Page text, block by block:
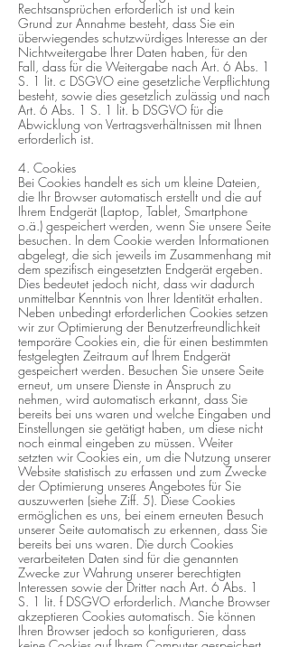
Rechtsansprüchen erforderlich ist und kein
Grund zur Annahme besteht, dass Sie ein
überwiegendes schutzwürdiges Interesse an der
Nichtweitergabe Ihrer Daten haben, für den
Fall, dass für die Weitergabe nach Art. 6 Abs. 1
S. 1 lit. c DSGVO eine gesetzliche Verpflichtung
besteht, sowie dies gesetzlich zulässig und nach
Art. 6 Abs. 1 S. 1 lit. b DSGVO für die
Abwicklung von Vertragsverhältnissen mit Ihnen
erforderlich ist.
4. Cookies
Bei Cookies handelt es sich um kleine Dateien,
die Ihr Browser automatisch erstellt und die auf
Ihrem Endgerät (Laptop, Tablet, Smartphone
o.ä.) gespeichert werden, wenn Sie unsere Seite
besuchen. In dem Cookie werden Informationen
abgelegt, die sich jeweils im Zusammenhang mit
dem spezifisch eingesetzten Endgerät ergeben.
Dies bedeutet jedoch nicht, dass wir dadurch
unmittelbar Kenntnis von Ihrer Identität erhalten.
Neben unbedingt erforderlichen Cookies setzen
wir zur Optimierung der Benutzerfreundlichkeit
temporäre Cookies ein, die für einen bestimmten
festgelegten Zeitraum auf Ihrem Endgerät
gespeichert werden. Besuchen Sie unsere Seite
erneut, um unsere Dienste in Anspruch zu
nehmen, wird automatisch erkannt, dass Sie
bereits bei uns waren und welche Eingaben und
Einstellungen sie getätigt haben, um diese nicht
noch einmal eingeben zu müssen. Weiter
setzten wir Cookies ein, um die Nutzung unserer
Website statistisch zu erfassen und zum Zwecke
der Optimierung unseres Angebotes für Sie
auszuwerten (siehe Ziff. 5). Diese Cookies
ermöglichen es uns, bei einem erneuten Besuch
unserer Seite automatisch zu erkennen, dass Sie
bereits bei uns waren. Die durch Cookies
verarbeiteten Daten sind für die genannten
Zwecke zur Wahrung unserer berechtigten
Interessen sowie der Dritter nach Art. 6 Abs. 1
S. 1 lit. f DSGVO erforderlich. Manche Browser
akzeptieren Cookies automatisch. Sie können
Ihren Browser jedoch so konfigurieren, dass